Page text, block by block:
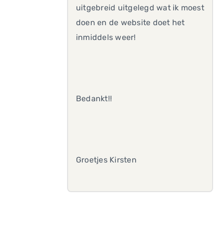
uitgebreid uitgelegd wat ik moest
doen en de website doet het
inmiddels weer!
Bedankt!!
Groetjes Kirsten